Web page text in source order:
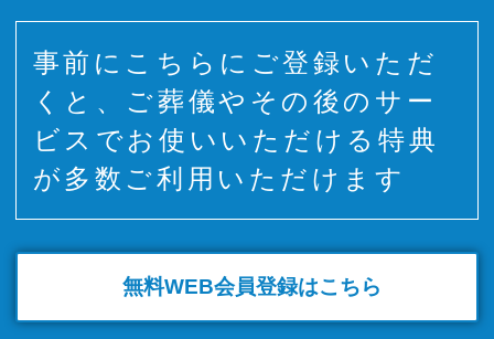
事前にこちらにご登録いただ
くと、ご葬儀やその後のサー
ビスでお使いいただける特典
が多数ご利用いただけます
無料WEB会員登録はこちら